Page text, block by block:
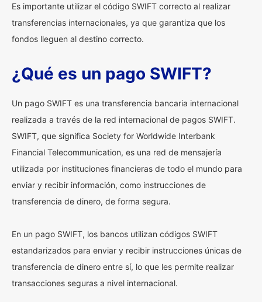
Es importante utilizar el código SWIFT correcto al realizar
transferencias internacionales, ya que garantiza que los
fondos lleguen al destino correcto.
¿Qué es un pago SWIFT?
Un pago SWIFT es una transferencia bancaria internacional
realizada a través de la red internacional de pagos SWIFT.
SWIFT, que significa Society for Worldwide Interbank
Financial Telecommunication, es una red de mensajería
utilizada por instituciones financieras de todo el mundo para
enviar y recibir información, como instrucciones de
transferencia de dinero, de forma segura.
En un pago SWIFT, los bancos utilizan códigos SWIFT
estandarizados para enviar y recibir instrucciones únicas de
transferencia de dinero entre sí, lo que les permite realizar
transacciones seguras a nivel internacional.